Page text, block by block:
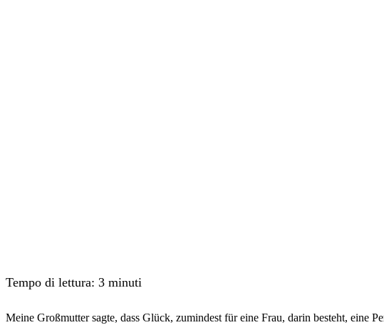
Tempo di lettura: 3 minuti
Meine Großmutter sagte, dass Glück, zumindest für eine Frau, darin besteht, eine